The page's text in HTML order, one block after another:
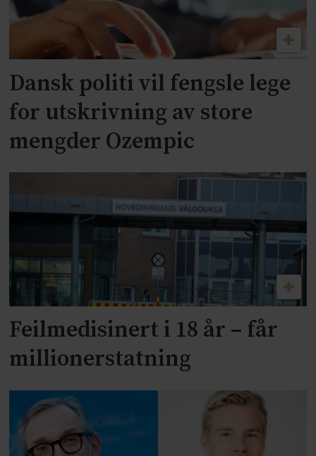
Dansk politi vil fengsle lege
for utskrivning av store
mengder Ozempic
Feilmedisinert i 18 år – får
millionerstatning